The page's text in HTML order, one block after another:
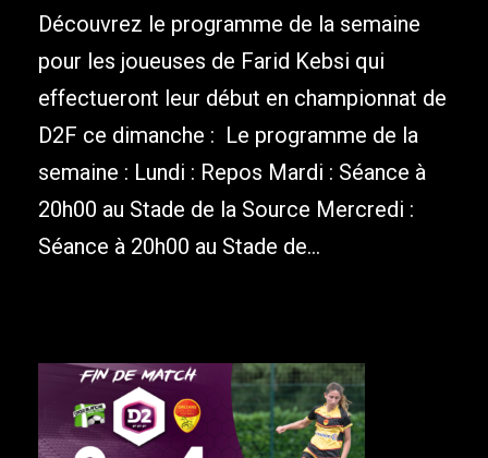
Découvrez le programme de la semaine
pour les joueuses de Farid Kebsi qui
effectueront leur début en championnat de
D2F ce dimanche : Le programme de la
semaine : Lundi : Repos Mardi : Séance à
20h00 au Stade de la Source Mercredi :
Séance à 20h00 au Stade de...